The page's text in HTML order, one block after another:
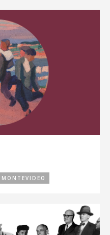
MONTEVIDEO